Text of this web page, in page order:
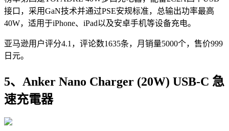
接口，采用GaN技术并通过PSE安规标准，总输出功率最高
40W，适用于iPhone、iPad以及安卓手机等设备充电。
亚马逊用户评分4.1，评论数1635条，月销量5000个，售价999
日元。
5、Anker Nano Charger (20W) USB-C 急
速充電器